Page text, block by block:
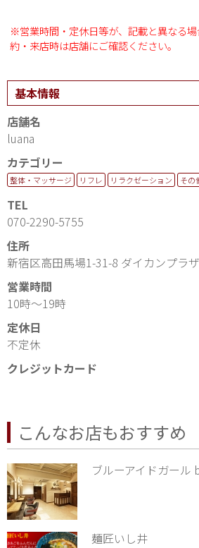
※営業時間・定休日等が、記載と異なる
約・来店時は店舗にご確認ください。
基本情報
店舗名
luana
カテゴリー
整体・マッサージ リフレ リラクゼーション その
TEL
070-2290-5755
住所
新宿区高田馬場1-31-8 ダイカンプラ
営業時間
10時〜19時
定休日
不定休
クレジットカード
こんなお店もおすすめ
ブルーアイドガール
麺匠いし井